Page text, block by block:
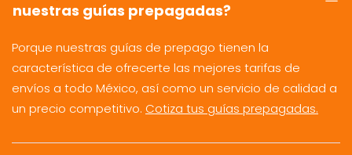
nuestras guías prepagadas?
Porque nuestras guías de prepago tienen la
característica de ofrecerte las mejores tarifas de
envíos a todo México, así como un servicio de calidad a
un precio competitivo. Cotiza tus guías prepagadas.